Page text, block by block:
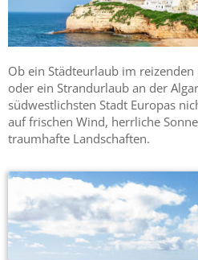
Ob ein Städteurlaub im
oder ein Strandurlaub an der
südwestlichsten Stadt Europas
auf frischen Wind, herrliche
traumhafte Landschaften.